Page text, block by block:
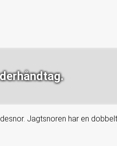
Jagtsnoren har en